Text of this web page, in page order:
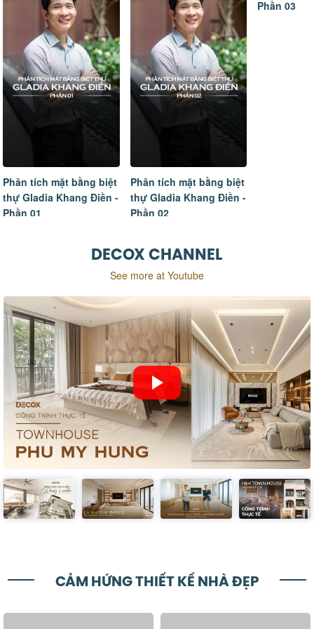
Phân tích mặt bằng biệt
thự Gladia Khang Điền -
Phần 01
Phân tích mặt bằng biệt
thự Gladia Khang Điền -
Phần 02
Phần 03
DECOX CHANNEL
See more at Youtube
CẢM HỨNG THIẾT KẾ NHÀ ĐẸP